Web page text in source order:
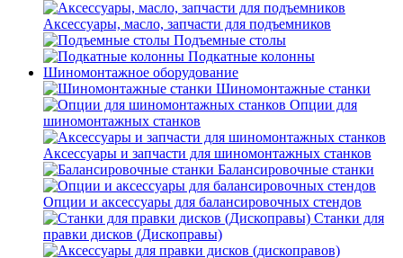
Аксессуары, масло, запчасти для подъемников
Подъемные столы
Подкатные колонны
Шиномонтажное оборудование
Шиномонтажные станки
Опции для
шиномонтажных станков
Аксессуары и запчасти для шиномонтажных станков
Балансировочные станки
Опции и аксессуары для балансировочных стендов
Станки для
правки дисков (Дископравы)